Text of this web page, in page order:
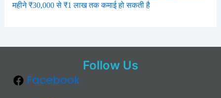
महीने ₹30,000 से ₹1 लाख तक कमाई हो सकती है
Follow Us
Facebook